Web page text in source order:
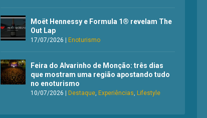
Moët Hennessy e Formula 1® revelam The
Out Lap
17/07/2026 |Enoturismo
Feira do Alvarinho de Monção: três dias
que mostram uma região apostando tudo
no enoturismo
10/07/2026 |Destaque,Experiências,Lifestyle